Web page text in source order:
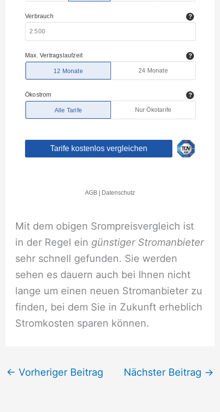
Mit dem obigen Srompreisvergleich ist
in der Regel ein günstiger Stromanbieter
sehr schnell gefunden. Sie werden
sehen es dauern auch bei Ihnen nicht
lange um einen neuen Stromanbieter zu
finden, bei dem Sie in Zukunft erheblich
Stromkosten sparen können.
← Vorheriger Beitrag Nächster Beitrag →